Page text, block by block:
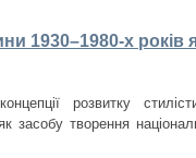
1930–1980-­х років
розвитку
засобу творення